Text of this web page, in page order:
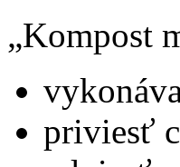
„Kompost
priviesť